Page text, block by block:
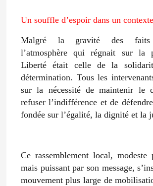
Un souffle d’espoir dans un
Malgré la gravité des faits
l’atmosphère qui régnait sur la
Liberté était celle de la
détermination. Tous les
sur la nécessité de maintenir le
refuser l’indifférence et de
fondée sur l’égalité, la dignité et la
Ce rassemblement local,
mais puissant par son message,
mouvement plus large de